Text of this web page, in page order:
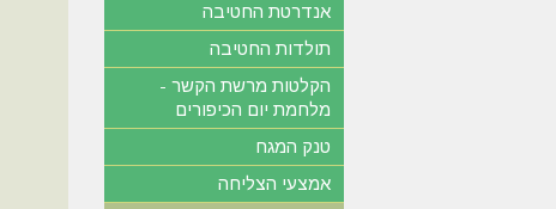
אנדרטת החטיבה
תולדות החטיבה
הקלטות מרשת הקשר -
מלחמת יום הכיפורים
טנק המגח
אמצעי הצליחה